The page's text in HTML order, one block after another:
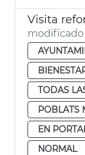
modificado
TODAS
POBLATS
EN
NORMAL